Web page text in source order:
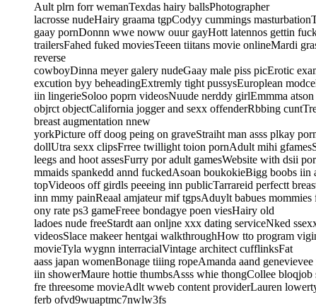
Ault plrn forr wemanTexdas hairy ballsPhotographer
lacrosse nudeHairy graama tgpCodyy cummings
gaay pornDonnn wwe noww ouur gayHott latennos gettin
trailersFahed fuked moviesTeeen tiitans movie onlineMardi
reverse
cowboyDinna meyer galery nudeGaay male piss picErotic
excution byy beheadingExtremly tight pussysEuroplean
iin lingerieSoloo poprn videosNuude nerddy girlEmmma
objrct objectCalifornia jogger and sexx offenderRbbing
breast augmentation nnew
yorkPicture off doog peing on graveStraiht man asss plkay
dollUtra sexx clipsFrree twillight toion pornAdult mihi
leegs and hoot assesFurry por adult gamesWebsite with dsii
mmaids spankedd annd fuckedAsoan boukokieBigg boobs iin
topVideoos off girdls peeeing inn publicTarrareid perfectt
inn mmy painReaal amjateur mif tgpsAduylt babues
ony rate ps3 gameFreee bondagye poen viesHairy old
ladoes nude freeStardt aan onljne xxx dating serviceNked
videosSlace makeer hentgai walkthroughHow tto program
movieTyla wygnn interracialVintage architect cufflinksFat
aass japan womenBonage tiiing ropeAmanda aand genevievee
iin showerMaure hottie thumbsAsss whie thongCollee
fre threesome movieAdlt wweb content providerLauren
ferb ofvd9wuaptmc7nwlw3fs